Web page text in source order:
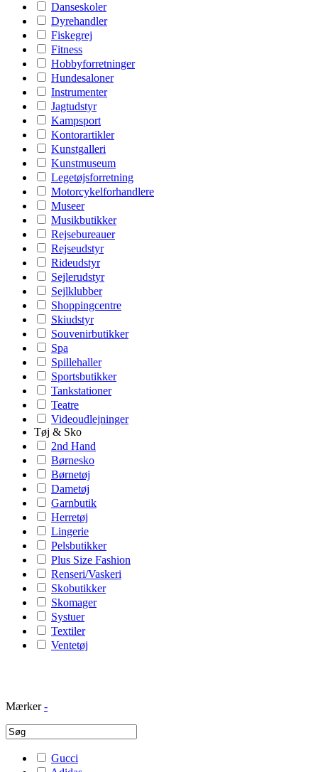
Danseskoler
Dyrehandler
Fiskegrej
Fitness
Hobbyforretninger
Hundesaloner
Instrumenter
Jagtudstyr
Kampsport
Kontorartikler
Kunstgalleri
Kunstmuseum
Legetøjsforretning
Motorcykelforhandlere
Museer
Musikbutikker
Rejsebureauer
Rejseudstyr
Rideudstyr
Sejlerudstyr
Sejlklubber
Shoppingcentre
Skiudstyr
Souvenirbutikker
Spa
Spillehaller
Sportsbutikker
Tankstationer
Teatre
Videoudlejninger
Tøj & Sko
2nd Hand
Børnesko
Børnetøj
Dametøj
Garnbutik
Herretøj
Lingerie
Pelsbutikker
Plus Size Fashion
Renseri/Vaskeri
Skobutikker
Skomager
Systuer
Textiler
Ventetøj
Mærker -
Gucci